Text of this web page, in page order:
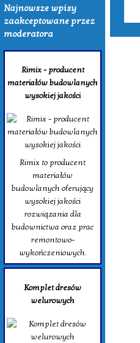
Najnowsze wpisy
zaakceptowane przez
moderatora
Rimix - producent
materiałów budowlanych
wysokiej jakości
Rimix to producent
materiałów
budowlanych oferujący
wysokiej jakości
rozwiązania dla
budownictwa oraz prac
remontowo-
wykończeniowych.
Komplet dresów
welurowych